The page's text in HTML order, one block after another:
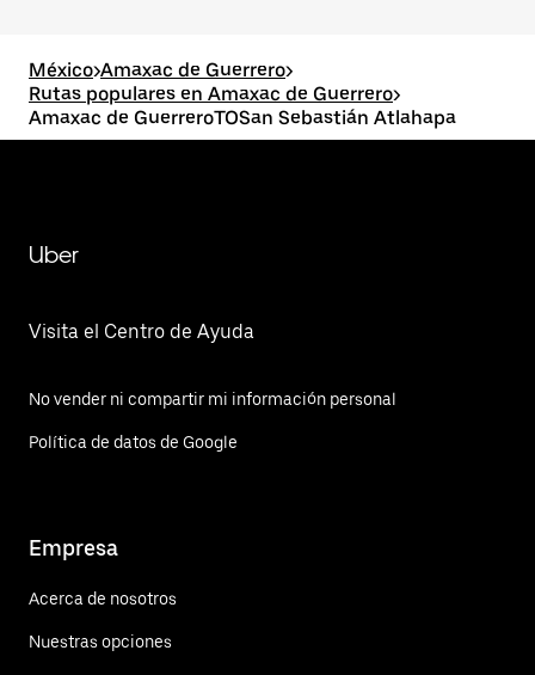
México>Amaxac de Guerrero>
Rutas populares en Amaxac de Guerrero>
Amaxac de GuerreroTOSan Sebastián Atlahapa
Uber
Visita el Centro de Ayuda
No vender ni compartir mi información personal
Política de datos de Google
Empresa
Acerca de nosotros
Nuestras opciones